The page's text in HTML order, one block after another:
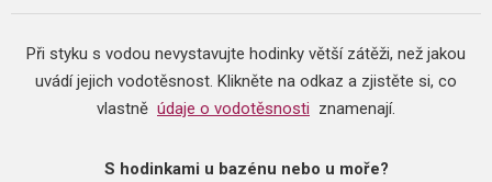
Při styku s vodou nevystavujte hodinky větší zátěži, než jakou
uvádí jejich vodotěsnost. Klikněte na odkaz a zjistěte si, co
vlastně údaje o vodotěsnosti znamenají.
S hodinkami u bazénu nebo u moře?